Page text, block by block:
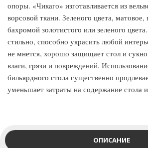
опоры. «Чикаго» изготавливается из
ворсовой ткани. Зеленого цвета,
бахромой золотистого или зеленого
стильно, способно украсить любой
не мнется, хорошо защищает стол и
влаги, грязи и повреждений.
бильярдного стола существенно
уменьшает затраты на содержание стола
ОПИСАНИЕ